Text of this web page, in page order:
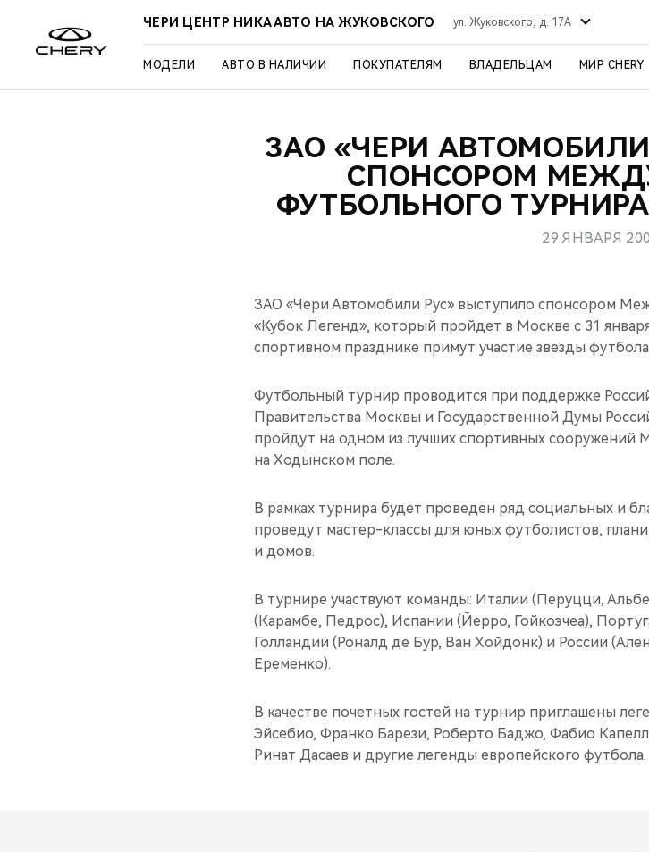
ЧЕРИ ЦЕНТР НИКА АВТО НА ЖУКОВСКОГО ул. Жуковского, д. 17А
МОДЕЛИ АВТО В НАЛИЧИИ ПОКУПАТЕЛЯМ ВЛАДЕЛЬЦАМ МИР CHERY
ЗАО «ЧЕРИ
СПОНСОРОМ
ФУТБОЛЬНОГО
29 ЯНВАРЯ
ЗАО «Чери Автомобили Рус» выступило спонсором
«Кубок Легенд», который пройдет в Москве с 31
спортивном празднике примут участие звезды
Футбольный турнир проводится при поддержке
Правительства Москвы и Государственной Думы
пройдут на одном из лучших спортивных
на Ходынском поле.
В рамках турнира будет проведен ряд социальных и
проведут мастер-классы для юных футболистов,
и домов.
В турнире участвуют команды: Италии (Перуцци,
(Карамбе, Педрос), Испании (Йерро, Гойкоэчеа),
Голландии (Роналд де Бур, Ван Хойдонк) и России
Еременко).
В качестве почетных гостей на турнир приглашены
Эйсебио, Франко Барези, Роберто Баджо, Фабио
Ринат Дасаев и другие легенды европейского футбола.